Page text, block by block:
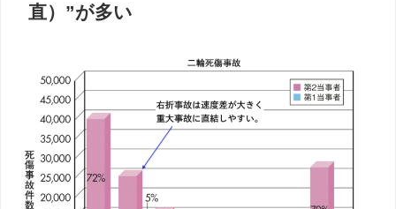
直）”が多い